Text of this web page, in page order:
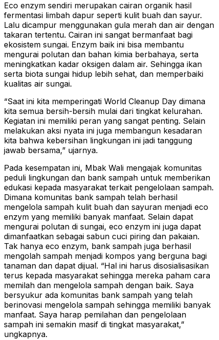
Eco enzym sendiri merupakan cairan organik hasil
fermentasi limbah dapur seperti kulit buah dan sayur.
Lalu dicampur menggunakan gula merah dan air dengan
takaran tertentu. Cairan ini sangat bermanfaat bagi
ekosistem sungai. Enzym baik ini bisa membantu
mengurai polutan dan bahan kimia berbahaya, serta
meningkatkan kadar oksigen dalam air. Sehingga ikan
serta biota sungai hidup lebih sehat, dan memperbaiki
kualitas air sungai.
“Saat ini kita memperingati World Cleanup Day dimana
kita semua bersih-bersih mulai dari tingkat kelurahan.
Kegiatan ini memiliki peran yang sangat penting. Selain
melakukan aksi nyata ini juga membangun kesadaran
kita bahwa kebersihan lingkungan ini jadi tanggung
jawab bersama,” ujarnya.
Pada kesempatan ini, Mbak Wali mengajak komunitas
peduli lingkungan dan bank sampah untuk memberikan
edukasi kepada masyarakat terkait pengelolaan sampah.
Dimana komunitas bank sampah telah berhasil
mengelola sampah kulit buah dan sayuran menjadi eco
enzym yang memiliki banyak manfaat. Selain dapat
mengurai polutan di sungai, eco enzym ini juga dapat
dimanfaatkan sebagai sabun cuci piring dan pakaian.
Tak hanya eco enzym, bank sampah juga berhasil
mengolah sampah menjadi kompos yang berguna bagi
tanaman dan dapat dijual. “Hal ini harus disosialisasikan
terus kepada masyarakat sehingga mereka paham cara
memilah dan mengelola sampah dengan baik. Saya
bersyukur ada komunitas bank sampah yang telah
berinovasi mengelola sampah sehingga memiliki banyak
manfaat. Saya harap pemilahan dan pengelolaan
sampah ini semakin masif di tingkat masyarakat,”
ungkapnya.